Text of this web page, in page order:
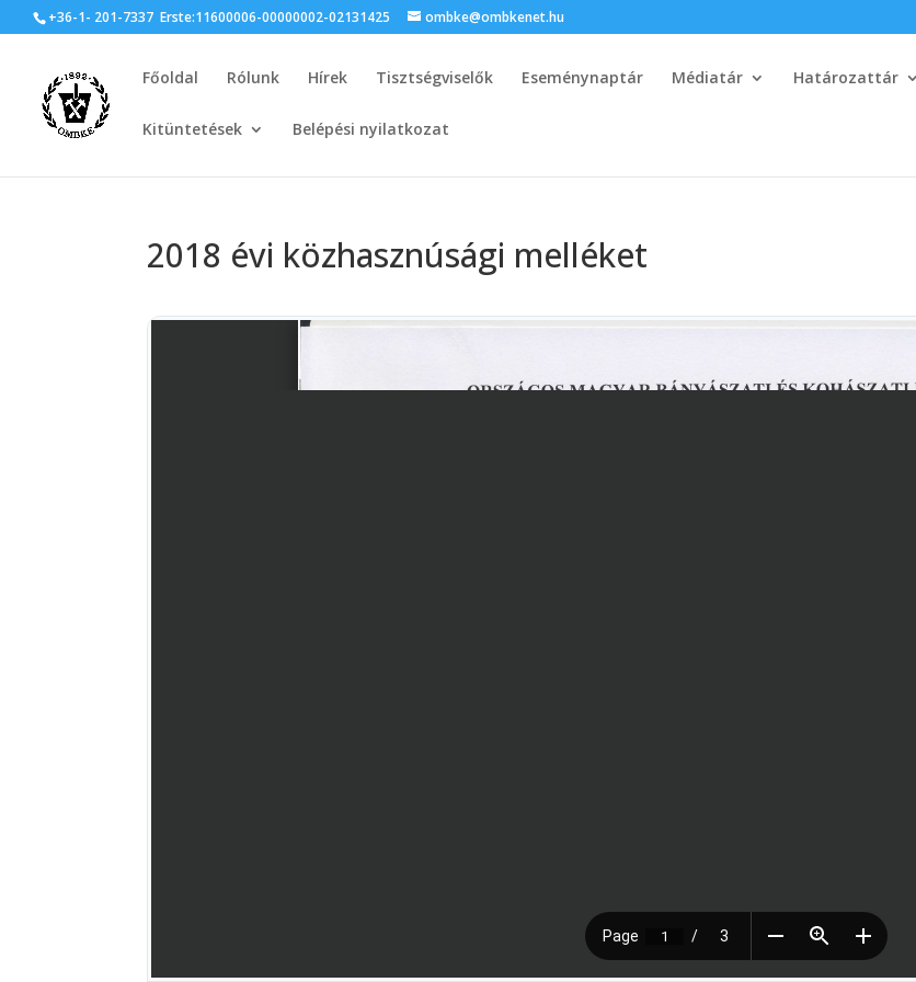
+36-1- 201-7337 Erste:11600006-00000002-02131425 ombke@ombkenet.hu
Főoldal Rólunk Hírek Tisztségviselők Eseménynaptár Médiatár Határozattár
Kitüntetések Belépési nyilatkozat
2018 évi közhasznúsági melléket